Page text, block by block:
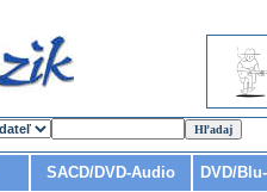
SACD/DVD-Audio DVD/